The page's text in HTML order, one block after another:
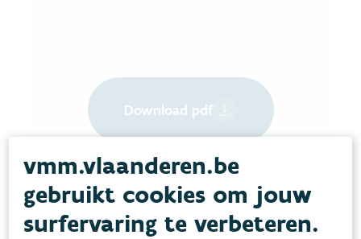
Download pdf
vmm.vlaanderen.be
gebruikt cookies om jouw
surfervaring te verbeteren.